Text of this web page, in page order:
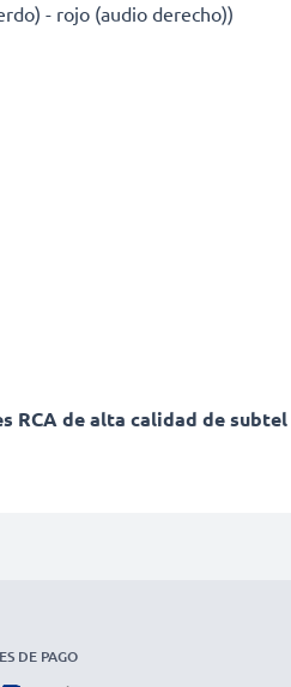
- rojo (audio derecho))
RCA de alta calidad de subtel
DE PAGO